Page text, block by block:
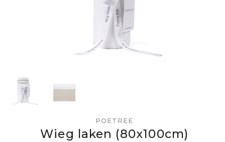
POETREE
Wieg laken (80x100cm)